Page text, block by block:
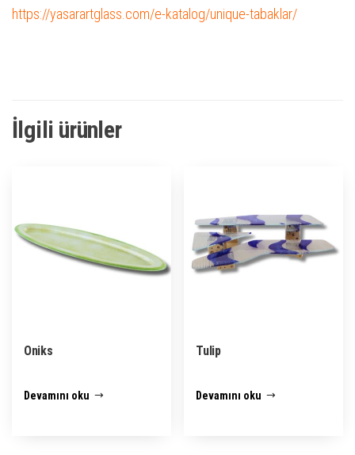
https://yasarartglass.com/e-katalog/unique-tabaklar/
İlgili ürünler
Oniks
Devamını oku
Tulip
Devamını oku